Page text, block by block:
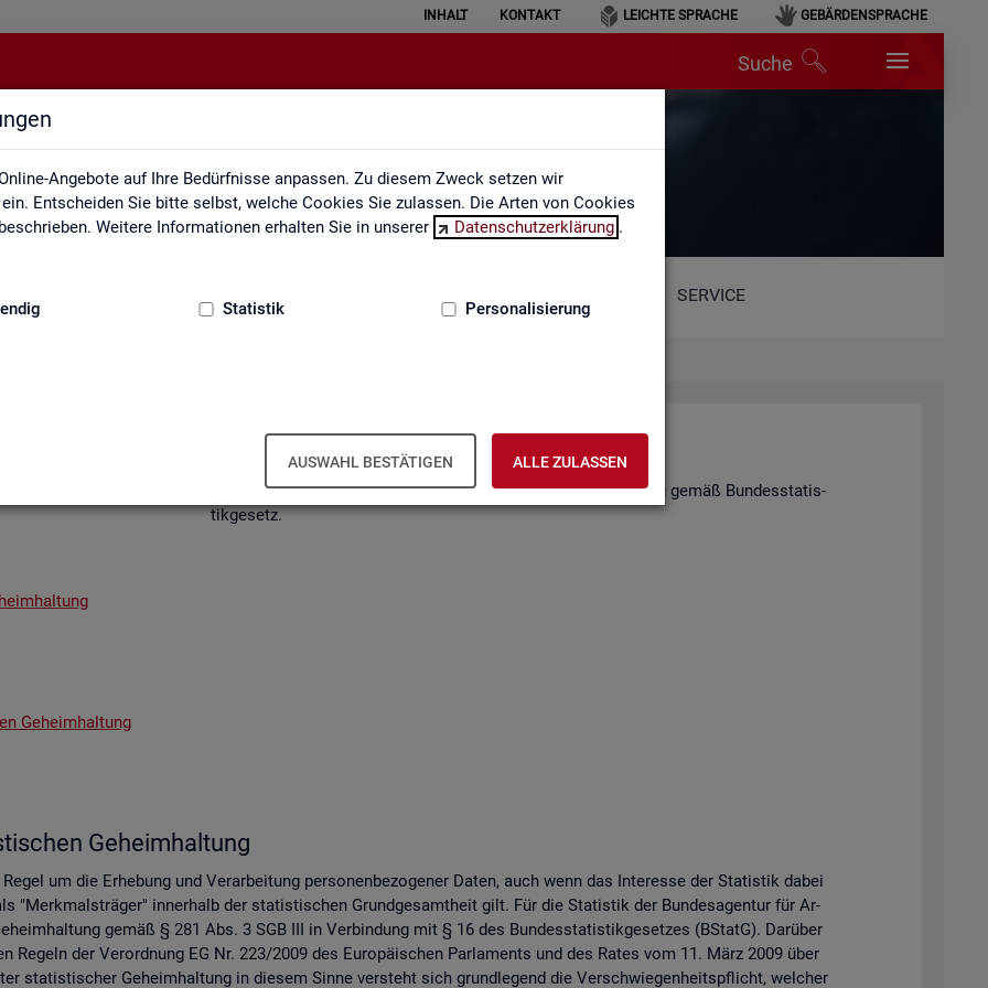
Angebote auf Ihre Bedürfnisse anpassen. Zu diesem Zweck setzen wir
Entscheiden Sie bitte selbst, welche Cookies Sie zulassen. Die Arten von Cookies
Weitere Informationen erhalten Sie in unserer
Datenschutzerklärung .
Statistik Personalisierung
AUSWAHL BESTÄTIGEN ALLE ZULASSEN
INHALT KONTAKT LEICHTE SPRACHE GEBÄRDENSPRACHE
Suche
Statistische Geheimhaltung
SERVICE
Geheimhaltung
Sta­tis­ti­sche Ge­heim­hal­tung
des Da­ten­schut­zes für So­zi­al­da­ten und die Grund­sät­ze der Sta­tis­ti­schen Ge­heim­hal­tung gemäß Bun­des­sta­tis­
tik­ge­setz.
Ge­heim­hal­tung
Ge­heim­hal­tung
um die Er­he­bung und Ver­ar­bei­tung per­so­nen­be­zo­ge­ner Daten, auch wenn das In­ter­es­se der Sta­tis­tik dabei
"Merk­mals­trä­ger" in­ner­halb der sta­tis­ti­schen Grund­ge­samt­heit gilt. Für die Sta­tis­tik der Bun­des­agen­tur für Ar­
gemäß § 281 Abs. 3 SGB III in Ver­bin­dung mit § 16 des Bun­des­sta­tis­tik­ge­set­zes (BStatG). Dar­über
der Ver­ord­nung EG Nr. 223/2009 des Eu­ro­päi­schen Par­la­ments und des Rates vom 11. März 2009 über
sta­tis­ti­scher Ge­heim­hal­tung in die­sem Sinne ver­steht sich grund­le­gend die Ver­schwie­gen­heits­pflicht, wel­cher